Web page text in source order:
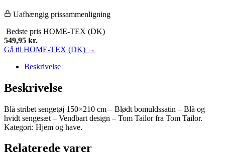
Uafhængig prissammenligning
Bedste pris HOME-TEX (DK)
549,95 kr.
Gå til HOME-TEX (DK) →
Beskrivelse
Beskrivelse
Blå stribet sengetøj 150×210 cm – Blødt bomuldssatin – Blå og
hvidt sengesæt – Vendbart design – Tom Tailor fra Tom Tailor.
Kategori: Hjem og have.
Relaterede varer